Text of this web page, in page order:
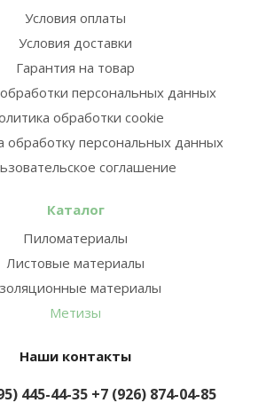
Условия оплаты
Условия доставки
Гарантия на товар
персональных данных
обработки cookie
обработку персональных данных
соглашение
Каталог
Пиломатериалы
Листовые материалы
материалы
Метизы
Наши контакты
445-44-35 +7 (926) 874-04-85